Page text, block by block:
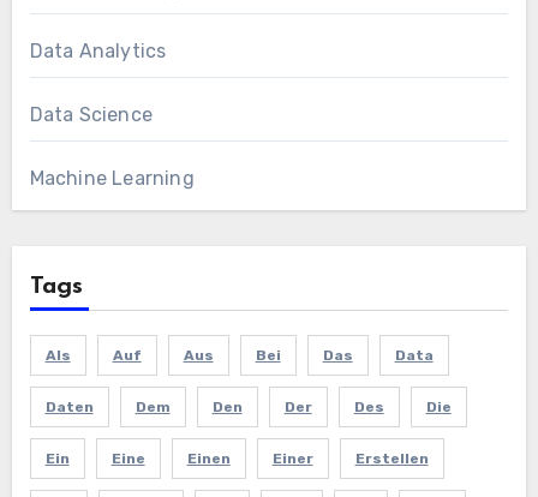
Data Analytics
Data Science
Machine Learning
Tags
Als Auf Aus Bei Das Data
Daten Dem Den Der Des Die
Ein Eine Einen Einer Erstellen